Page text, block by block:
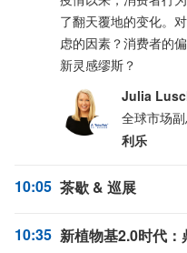
了翻天覆地的变化。
虑的因素？消费者的
新灵感缪斯？
Julia
全球市场
利乐
10:05 茶歇 & 巡展
10:35 新植物基2.0时代